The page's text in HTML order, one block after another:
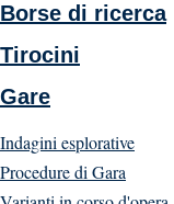
Borse di ricerca
Tirocini
Gare
Indagini esplorative
Procedure di Gara